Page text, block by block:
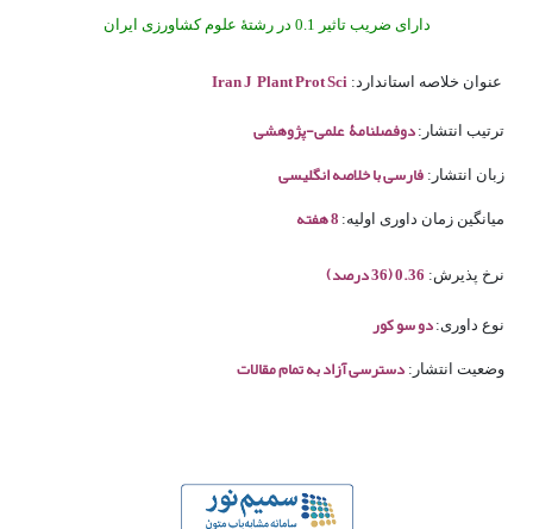
دارای ضریب تاثیر 0.1 در رشتۀ علوم کشاورزی ایران
عنوان خلاصه استاندارد: Iran J Plant Prot Sci
ترتیب انتشار: دوفصلنامۀ علمی-پژوهشی
زبان انتشار: فارسی با خلاصه انگلیسی
میانگین زمان داوری اولیه: 8 هفته
نرخ پذیرش: 0.36 (36 درصد)
نوع داوری: دو سو کور
وضعیت انتشار: دسترسی آزاد به تمام مقالات